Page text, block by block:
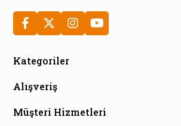
Kategoriler
Alışveriş
Müşteri Hizmetleri